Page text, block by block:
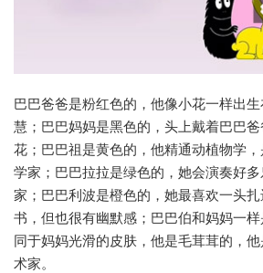
巴巴爸爸是粉红色的，他像小花一样出
慧；巴巴妈妈是黑色的，头上戴着巴巴
花；巴巴祖是黄色的，他精通动植物学
学家；巴巴拉拉是绿色的，她会演奏好
家；巴巴利波是橙色的，她最喜欢一头
书，但也很有幽默感；巴巴伯和妈妈一
同于妈妈光滑的皮肤，他是毛茸茸的，
术家。